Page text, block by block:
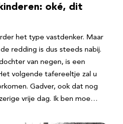
oké, dit
het type vastdenker. Maar
redding is dus steeds nabij.
van negen, is een
volgende tafereeltje zal u
Gadver, ook dat nog
vrije dag. Ik ben moe…